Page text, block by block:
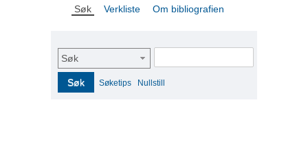
Søk Verkliste Om bibliografien
Søk
Søk Søketips Nullstill